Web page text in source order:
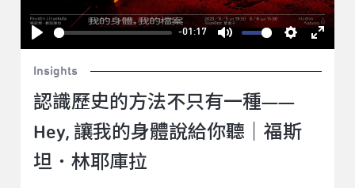
Play
-01:17
Mute Settings
Enter
Insights
認識歷史的方法不只有一種——
Hey, 讓我的身體說給你聽｜福斯
坦．林耶庫拉